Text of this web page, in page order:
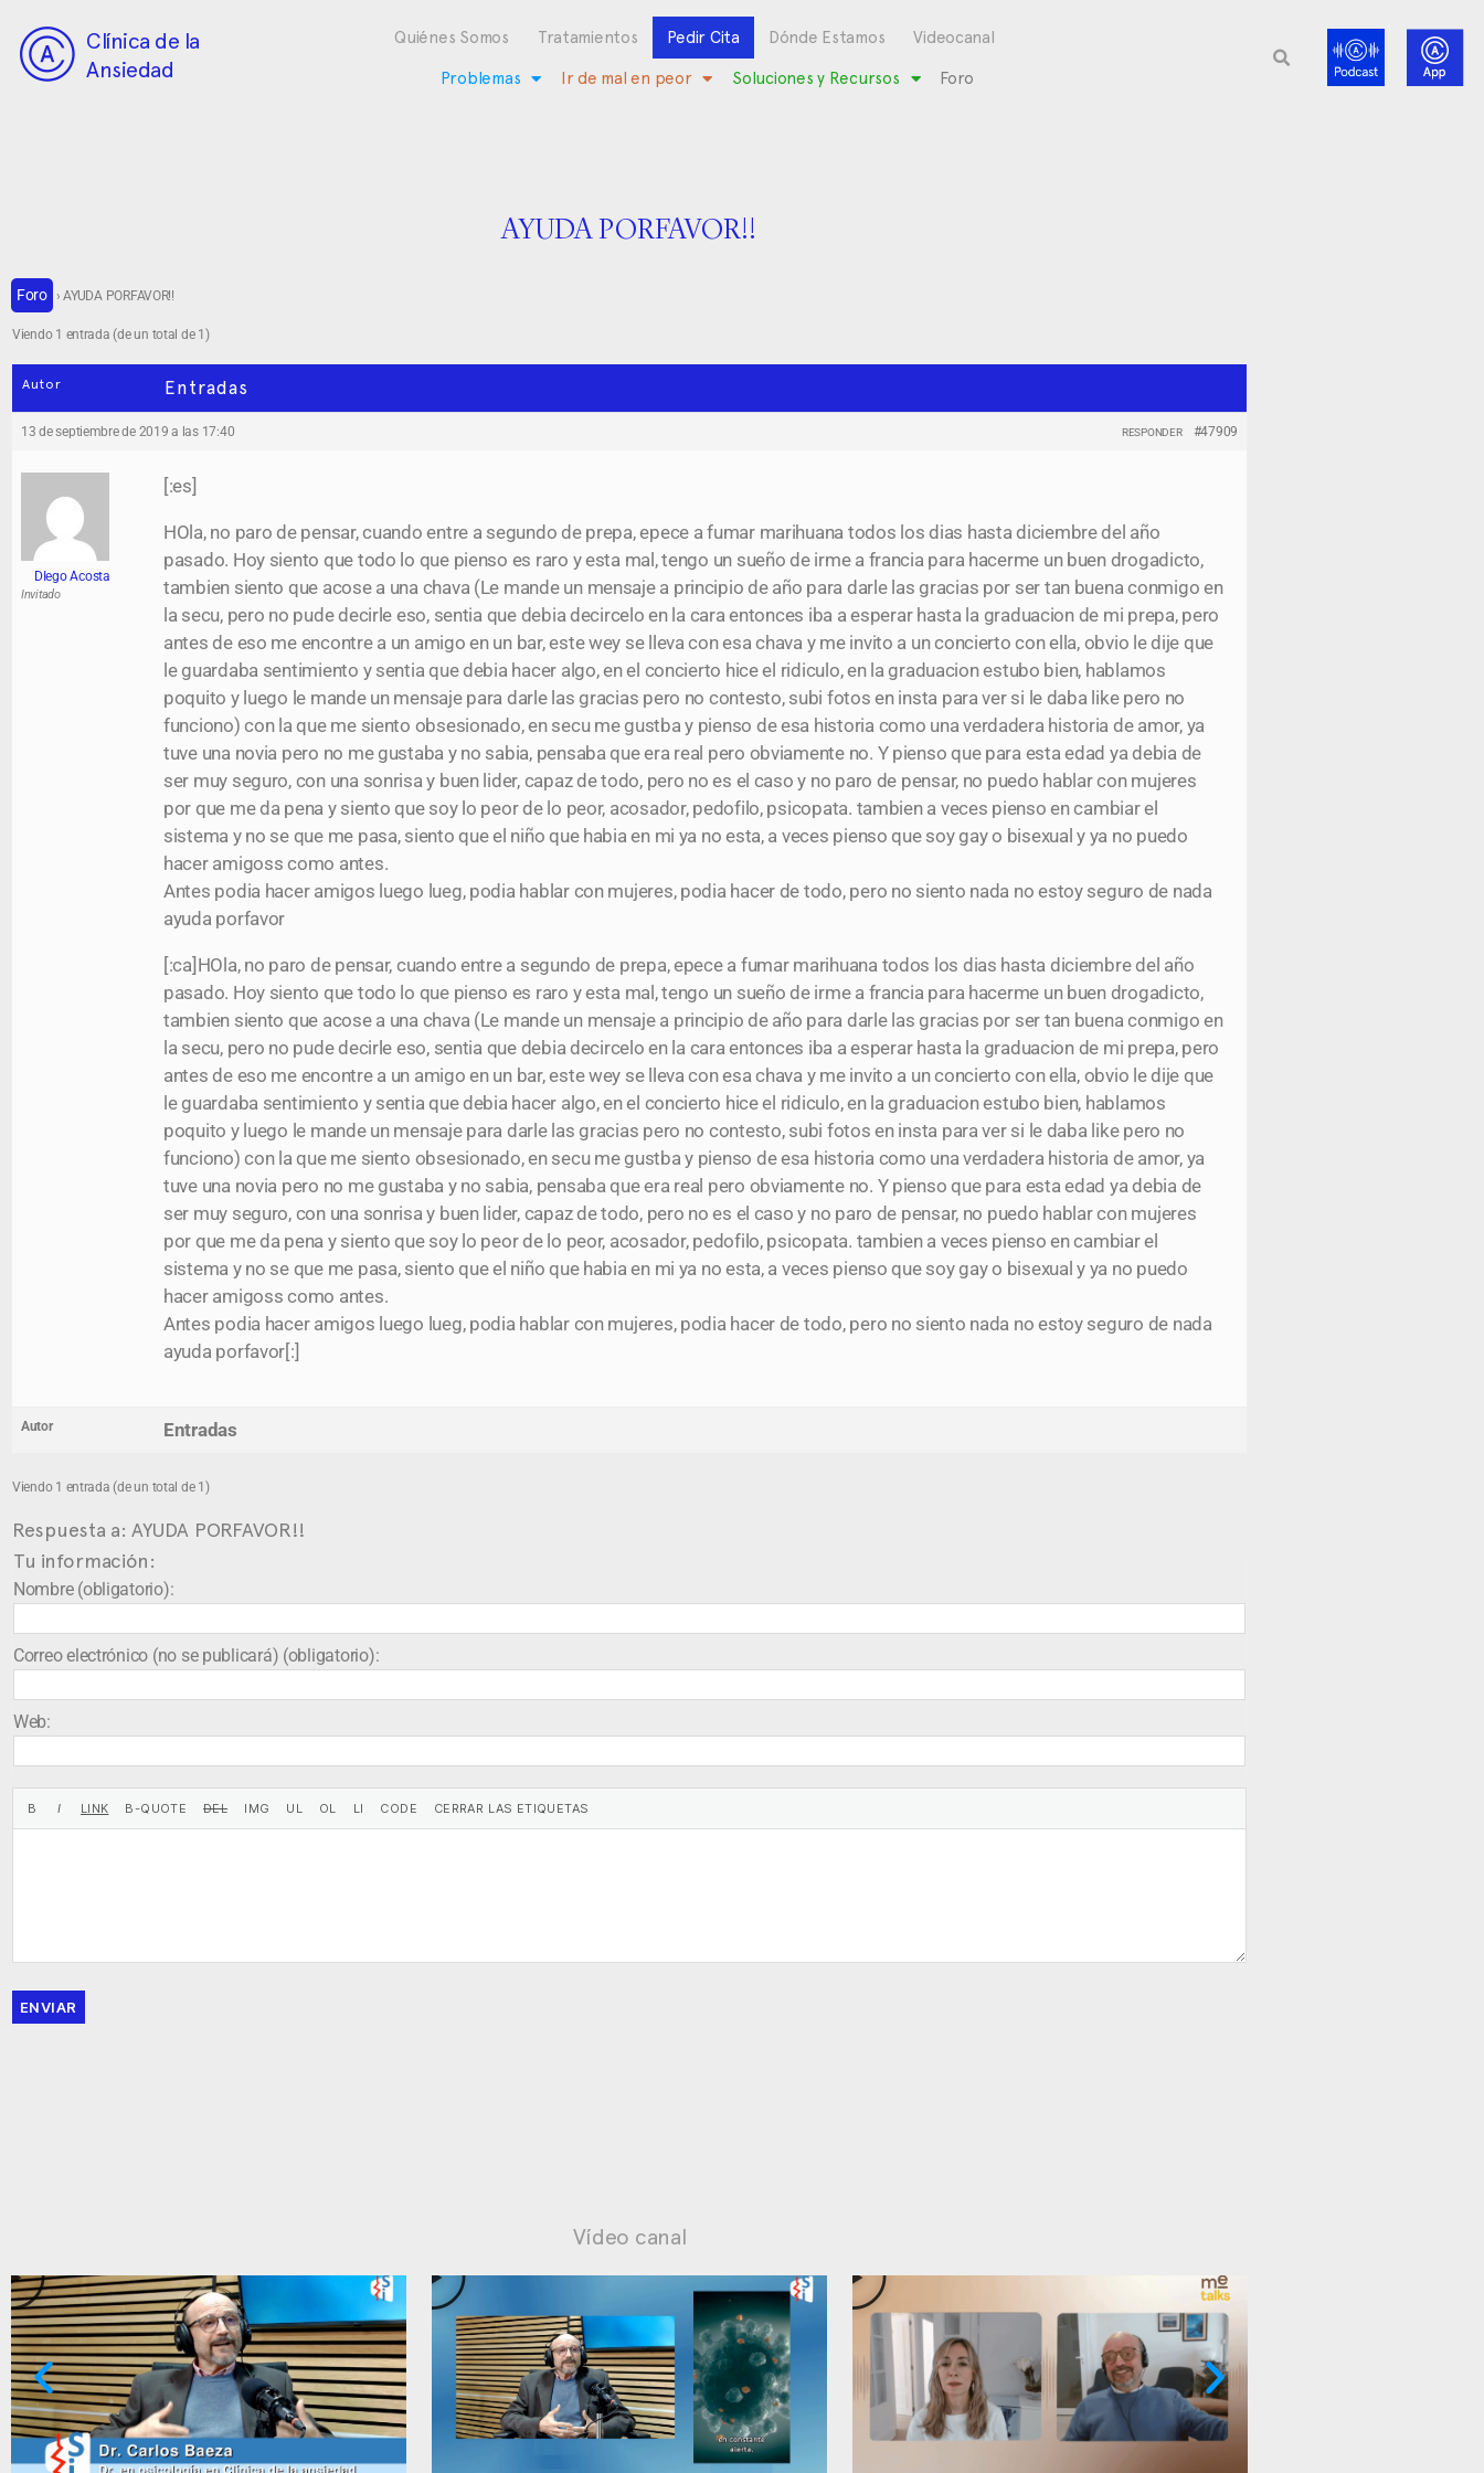
Clínica de la
Ansiedad
Quiénes Somos Tratamientos Pedir Cita Dónde Estamos Videocanal
Problemas Ir de mal en peor Soluciones y Recursos Foro
AYUDA PORFAVOR!!
Foro › AYUDA PORFAVOR!!
Viendo 1 entrada (de un total de 1)
Autor Entradas
13 de septiembre de 2019 a las 17:40 #47909
RESPONDER
DIego Acosta
Invitado
[:es]
HOla, no paro de pensar, cuando entre a segundo de prepa, epece a fumar marihuana todos los dias hasta diciembre del año
pasado. Hoy siento que todo lo que pienso es raro y esta mal, tengo un sueño de irme a francia para hacerme un buen drogadicto,
tambien siento que acose a una chava (Le mande un mensaje a principio de año para darle las gracias por ser tan buena conmigo en
la secu, pero no pude decirle eso, sentia que debia decircelo en la cara entonces iba a esperar hasta la graduacion de mi prepa, pero
antes de eso me encontre a un amigo en un bar, este wey se lleva con esa chava y me invito a un concierto con ella, obvio le dije que
le guardaba sentimiento y sentia que debia hacer algo, en el concierto hice el ridiculo, en la graduacion estubo bien, hablamos
poquito y luego le mande un mensaje para darle las gracias pero no contesto, subi fotos en insta para ver si le daba like pero no
funciono) con la que me siento obsesionado, en secu me gustba y pienso de esa historia como una verdadera historia de amor, ya
tuve una novia pero no me gustaba y no sabia, pensaba que era real pero obviamente no. Y pienso que para esta edad ya debia de
ser muy seguro, con una sonrisa y buen lider, capaz de todo, pero no es el caso y no paro de pensar, no puedo hablar con mujeres
por que me da pena y siento que soy lo peor de lo peor, acosador, pedofilo, psicopata. tambien a veces pienso en cambiar el
sistema y no se que me pasa, siento que el niño que habia en mi ya no esta, a veces pienso que soy gay o bisexual y ya no puedo
hacer amigoss como antes.
Antes podia hacer amigos luego lueg, podia hablar con mujeres, podia hacer de todo, pero no siento nada no estoy seguro de nada
ayuda porfavor
[:ca]HOla, no paro de pensar, cuando entre a segundo de prepa, epece a fumar marihuana todos los dias hasta diciembre del año
pasado. Hoy siento que todo lo que pienso es raro y esta mal, tengo un sueño de irme a francia para hacerme un buen drogadicto,
tambien siento que acose a una chava (Le mande un mensaje a principio de año para darle las gracias por ser tan buena conmigo en
la secu, pero no pude decirle eso, sentia que debia decircelo en la cara entonces iba a esperar hasta la graduacion de mi prepa, pero
antes de eso me encontre a un amigo en un bar, este wey se lleva con esa chava y me invito a un concierto con ella, obvio le dije que
le guardaba sentimiento y sentia que debia hacer algo, en el concierto hice el ridiculo, en la graduacion estubo bien, hablamos
poquito y luego le mande un mensaje para darle las gracias pero no contesto, subi fotos en insta para ver si le daba like pero no
funciono) con la que me siento obsesionado, en secu me gustba y pienso de esa historia como una verdadera historia de amor, ya
tuve una novia pero no me gustaba y no sabia, pensaba que era real pero obviamente no. Y pienso que para esta edad ya debia de
ser muy seguro, con una sonrisa y buen lider, capaz de todo, pero no es el caso y no paro de pensar, no puedo hablar con mujeres
por que me da pena y siento que soy lo peor de lo peor, acosador, pedofilo, psicopata. tambien a veces pienso en cambiar el
sistema y no se que me pasa, siento que el niño que habia en mi ya no esta, a veces pienso que soy gay o bisexual y ya no puedo
hacer amigoss como antes.
Antes podia hacer amigos luego lueg, podia hablar con mujeres, podia hacer de todo, pero no siento nada no estoy seguro de nada
ayuda porfavor[:]
Autor Entradas
Viendo 1 entrada (de un total de 1)
Respuesta a: AYUDA PORFAVOR!!
Tu información:
Nombre (obligatorio):
Correo electrónico (no se publicará) (obligatorio):
Web:
ENVIAR
Vídeo canal